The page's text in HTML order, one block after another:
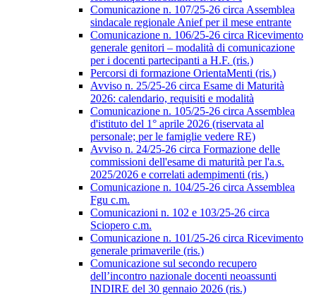
Comunicazione n. 107/25-26 circa Assemblea
sindacale regionale Anief per il mese entrante
Comunicazione n. 106/25-26 circa Ricevimento
generale genitori – modalità di comunicazione
per i docenti partecipanti a H.F. (ris.)
Percorsi di formazione OrientaMenti (ris.)
Avviso n. 25/25-26 circa Esame di Maturità
2026: calendario, requisiti e modalità
Comunicazione n. 105/25-26 circa Assemblea
d'istituto del 1° aprile 2026 (riservata al
personale; per le famiglie vedere RE)
Avviso n. 24/25-26 circa Formazione delle
commissioni dell'esame di maturità per l'a.s.
2025/2026 e correlati adempimenti (ris.)
Comunicazione n. 104/25-26 circa Assemblea
Fgu c.m.
Comunicazioni n. 102 e 103/25-26 circa
Sciopero c.m.
Comunicazione n. 101/25-26 circa Ricevimento
generale primaverile (ris.)
Comunicazione sul secondo recupero
dell’incontro nazionale docenti neoassunti
INDIRE del 30 gennaio 2026 (ris.)